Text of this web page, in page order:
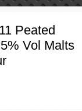
Peated
Vol Malts